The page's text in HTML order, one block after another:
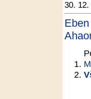
30. 12.